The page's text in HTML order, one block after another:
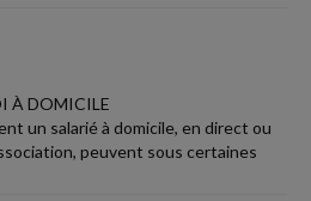
À DOMICILE
un salarié à domicile, en direct ou
peuvent sous certaines